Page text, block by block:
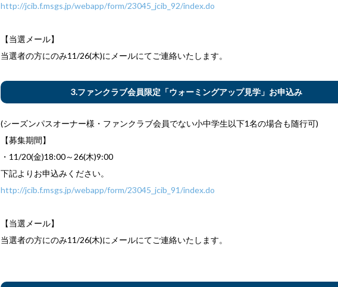
http://jcib.f.msgs.jp/webapp/form/23045_jcib_92/index.do
【当選メール】
当選者の方にのみ11/26(木)にメールにてご連絡いたします。
3.ファンクラブ会員限定「ウォーミングアップ見学」お申込み
(シーズンパスオーナー様・ファンクラブ会員でない小中学生以下1名の場合も随行可)
【募集期間】
・11/20(金)18:00～26(木)9:00
下記よりお申込みください。
http://jcib.f.msgs.jp/webapp/form/23045_jcib_91/index.do
【当選メール】
当選者の方にのみ11/26(木)にメールにてご連絡いたします。